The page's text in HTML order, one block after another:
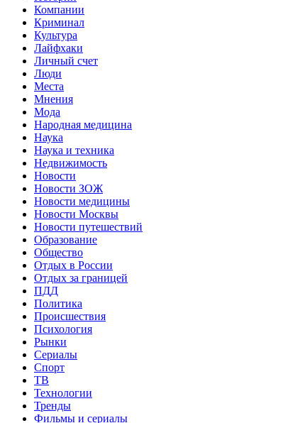
Компании
Криминал
Культура
Лайфхаки
Личный счет
Люди
Места
Мнения
Мода
Народная медицина
Наука
Наука и техника
Недвижимость
Новости
Новости ЗОЖ
Новости медицины
Новости Москвы
Новости путешествий
Образование
Общество
Отдых в России
Отдых за границей
ПДД
Политика
Происшествия
Психология
Рынки
Сериалы
Спорт
ТВ
Технологии
Тренды
Фильмы и сериалы